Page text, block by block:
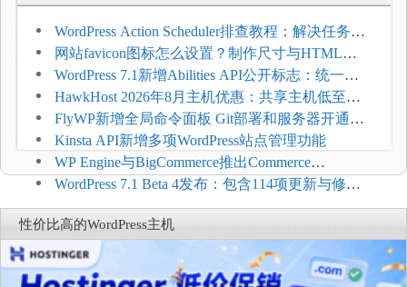
WordPress Action Scheduler排查教程：解决任务积
压和订单延迟
网站favicon图标怎么设置？制作尺寸与HTML添
加方法
WordPress 7.1新增Abilities API公开标志：统一支
持REST API、MCP与AI代理
HawkHost 2026年8月主机优惠：共享主机低至
$2.61/月，高性能主机同步折扣
FlyWP新增全局命令面板 Git部署和服务器开通更
方便
Kinsta API新增多项WordPress站点管理功能
WP Engine与BigCommerce推出Commerce
Connect：WordPress商店可保留前台体验并扩展电
商能力
WordPress 7.1 Beta 4发布：包含114项更新与修
复，仅建议在测试环境体验
性价比高的WordPress主机